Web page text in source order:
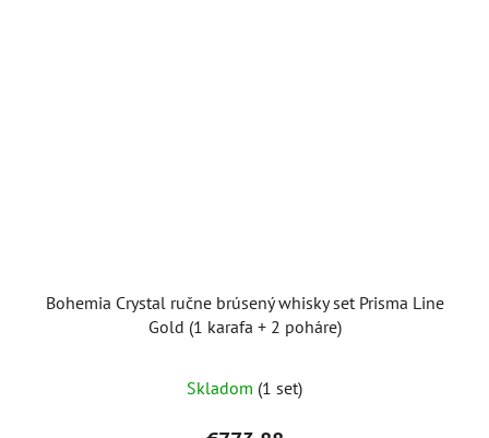
Bohemia Crystal ručne brúsený whisky set Prisma Line
Gold (1 karafa + 2 poháre)
Skladom (1 set)